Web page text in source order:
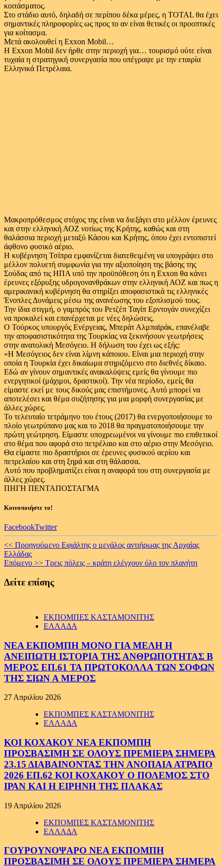
κοιτάσματος.
Στο στάδιο αυτό, δηλαδή σε περίπου δέκα μέρες, η ΤΟΤΑL θα έχει
σημαντικές πληροφορίες ως προς το αν είναι θετικές οι προοπτικές
για κοίτασμα.
Μετά ακολουθεί η Exxon Mobil…
Η Exxon Mobil δεν ήρθε στην περιοχή για… τουρισμό ούτε είναι
τυχαία η στρατηγική συνεργασία που υπέγραψε με την εταιρία
Ελληνικά Πετρέλαια.
Μακροπρόθεσμος στόχος της είναι να διεξάγει στο μέλλον έρευνες
και στην ελληνική ΑΟΖ νοτίως της Κρήτης, καθώς και στη
θαλάσσια περιοχή μεταξύ Κάσου και Κρήτης, όπου έχει εντοπιστεί
άφθονο φυσικό αέριο.
Η κυβέρνηση Τσίπρα εμφανίζεται διατεθειμένη να υπογράψει στο
μέλλον πολυετή συμφωνία για την αξιοποίηση της βάσης της
Σούδας από τις ΗΠΑ υπό την προϋπόθεση ότι η Exxon θα κάνει
έρευνες εξόρυξης υδρογονανθράκων στην ελληνική ΑΟΖ και πως η
αμερικανική κυβέρνηση θα στηρίξει αποφασιστικά τις ελληνικές
Ένοπλες Δυνάμεις μέσω της ανανέωσης του εξοπλισμού τους.
Την ίδια στιγμή, ο γαμπρός του Ρετζέπ Ταγίπ Ερντογάν συνεχίζει
να προκαλεί και επανέρχεται με νέες δηλώσεις.
Ο Τούρκος υπουργός Ενέργειας, Μπεράτ Αλμπαϊράκ, επανέλαβε
την αποφασιστικότητα της Τουρκίας να ξεκινήσουν γεωτρήσεις
στην ανατολική Μεσόγειο. H δήλωση του έχει ως εξής:
«Η Μεσόγειος δεν είναι λίμνη κάποιου. Είναι μια περιοχή στην
οποία η Τουρκία έχει δικαίωμα στηριζόμενο στο διεθνές δίκαιο.
Εδώ αν γίνουν σημαντικές ανακαλύψεις εμείς θα γίνουμε πιο
ενεργητικοί (μάχιμοι, δραστικοί). Την νέα περίοδο, εμείς θα
είμαστε εκεί με τους δικούς μας επιστήμονες. Αυτό μπορεί να
αποτελέσει και θέμα συζήτησης για μια μορφή συνεργασίας με
άλλες χώρες.
Το τελευταίο τετράμηνο του έτους (2017) θα ενεργοποιήσουμε το
πλοίο γεωτρύπανο μας και το 2018 θα πραγματοποιήσουμε την
πρώτη γεώτρηση. Είμαστε υποχρεωμένοι να γίνουμε πιο επιθετικοί
στο θέμα που αφορά στο πετρέλαιο και στο αέριο στην Μεσόγειο.
Θα είμαστε πιο δραστήριοι σε έρευνες φυσικού αερίου και
πετρελαίου και στη ξηρά και στη θάλασσα.
Aυτό που προβληματίζει είναι η αναφορά του στη συνεργασία με
άλλες χώρες.
ΠΗΓΗ ΠΕΝΤΑΠΟΣΤΑΓΜΑ
Κοινοποιήστε το!
FacebookTwitter
Continue
Reading
<< Προηγούμενο Εφιάλτης ο μεγάλος αντιήρωας της Αρχαίας
Ελλάδας
Επόμενο >> Τρεις πόλεις – κράτη ελέγχουν όλο τον πλανήτη
Δείτε επίσης
ΕΚΠΟΜΠΕΣ ΚΑΣΤΑΜΟΝΙΤΗΣ
ΕΛΛΑΔΑ
ΝΕΑ ΕΚΠΟΜΠΗ ΜΟΝΟ ΓΙΑ ΜΕΛΗ Η
ΑΝΕΙΠΩΤΗ ΙΣΤΟΡΙΑ ΤΗΣ ΑΝΘΡΩΠΟΤΗΤΑΣ Β
ΜΕΡΟΣ ΕΠ.61 ΤΑ ΠΡΩΤΟΚΟΛΛΑ ΤΩΝ ΣΟΦΩΝ
ΤΗΣ ΣΙΩΝ Α ΜΕΡΟΣ
27 Απριλίου 2026
ΕΚΠΟΜΠΕΣ ΚΑΣΤΑΜΟΝΙΤΗΣ
ΕΛΛΑΔΑ
ΚΟΙ ΚΟΧΑΚΟΥ ΝΕΑ ΕΚΠΟΜΠΗ
ΠΡΟΣΒΑΣΙΜΗ ΣΕ ΟΛΟΥΣ ΠΡΕΜΙΕΡΑ ΣΗΜΕΡΑ
23.15 ΔΙΑΒΑΙΝΟΝΤΑΣ ΤΗΝ ΑΝΟΠΑΙΑ ΑΤΡΑΠΟ
2026 ΕΠ.62 ΚΟΙ ΚΟΧΑΚΟΥ Ο ΠΟΛΕΜΟΣ ΣΤΟ
ΙΡΑΝ ΚΑΙ Η ΕΙΡΗΝΗ ΤΗΣ ΠΛΑΚΑΣ
19 Απριλίου 2026
ΕΚΠΟΜΠΕΣ ΚΑΣΤΑΜΟΝΙΤΗΣ
ΕΛΛΑΔΑ
ΓΟΥΡΟΥΝΟΨΑΡΟ ΝΕΑ ΕΚΠΟΜΠΗ
ΠΡΟΣΒΑΣΙΜΗ ΣΕ ΟΛΟΥΣ ΠΡΕΜΙΕΡΑ ΣΗΜΕΡΑ